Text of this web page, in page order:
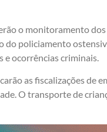
o monitoramento
do policiamento
e ocorrências criminais.
as fiscalizações de
O transporte de